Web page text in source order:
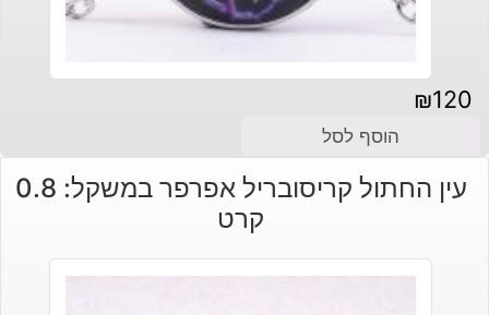
₪120
הוסף לסל
עין החתול קריסובריל אפרפר במשקל: 0.8
קרט